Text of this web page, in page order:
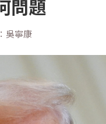
問題
吳寧康